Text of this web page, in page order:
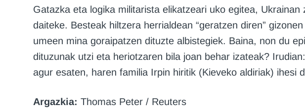
Gatazka eta logika militarista elikatzeari uko egitea, Ukrainan
daiteke. Besteak hiltzera herrialdean “geratzen diren”
umeen mina goraipatzen dituzte albistegiek. Baina, non du
dituzunak utzi eta heriotzaren bila joan behar izateak?
agur esaten, haren familia Irpin hiritik (Kieveko aldiriak) ihesi
Argazkia: Thomas Peter / Reuters